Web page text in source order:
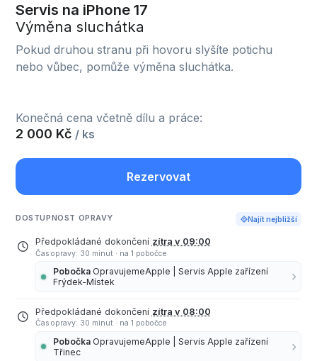
Servis na iPhone 17
Výměna sluchátka
Pokud druhou stranu při hovoru slyšíte potichu
nebo vůbec, pomůže výměna sluchátka.
Konečná cena včetně dílu a práce:
2 000 Kč / ks
Rezervovat
DOSTUPNOST OPRAVY Najít nejbližší
Předpokládané dokončení zítra v 09:00
Čas opravy: 30 minut · na 1 pobočce
Pobočka OpravujemeApple | Servis Apple zařízení
Frýdek-Místek
Předpokládané dokončení zítra v 08:00
Čas opravy: 30 minut · na 1 pobočce
Pobočka OpravujemeApple | Servis Apple zařízení
Třinec